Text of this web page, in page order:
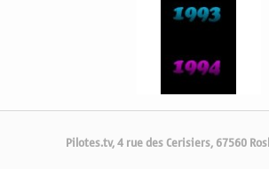
Pilotes.tv, 4 rue des Cerisiers, 67560